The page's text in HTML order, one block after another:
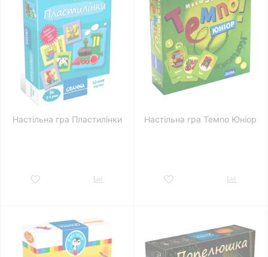
Настільна гра Пластилінки Настільна гра Темпо Юніор